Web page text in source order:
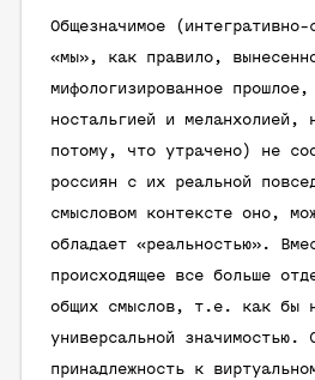
Общезначимое (интегративно-
«мы», как правило,
мифологизированное прошлое,
ностальгией и меланхолией,
потому, что утрачено) не
россиян с их реальной
смысловом контексте оно,
обладает «реальностью».
происходящее все больше
общих смыслов, т.е. как бы
универсальной значимостью.
принадлежность к